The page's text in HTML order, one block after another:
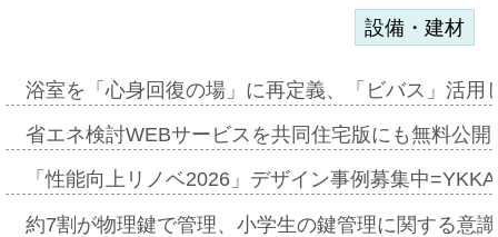
設備・建材
浴室を「心身回復の場」に再定義、「ビバス」活
省エネ検討WEBサービスを共同住宅版にも無料公
「性能向上リノベ2026」デザイン事例募集中
約7割が物理鍵で管理、小学生の鍵管理に関する意